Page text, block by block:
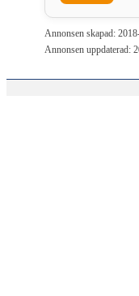
Annonsen skapad:
Annonsen uppdaterad: